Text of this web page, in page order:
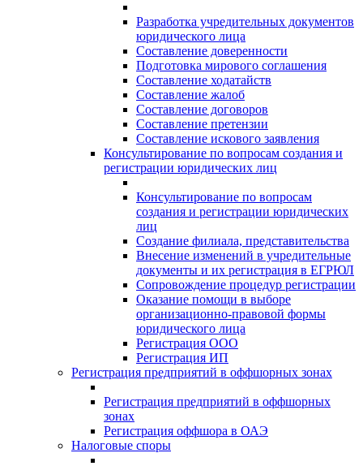
Разработка учредительных документов
юридического лица
Составление доверенности
Подготовка мирового соглашения
Составление ходатайств
Составление жалоб
Составление договоров
Составление претензии
Составление искового заявления
Консультирование по вопросам создания и
регистрации юридических лиц
Консультирование по вопросам
создания и регистрации юридических
лиц
Создание филиала, представительства
Внесение изменений в учредительные
документы и их регистрация в ЕГРЮЛ
Сопровождение процедур регистрации
Оказание помощи в выборе
организационно-правовой формы
юридического лица
Регистрация ООО
Регистрация ИП
Регистрация предприятий в оффшорных зонах
Регистрация предприятий в оффшорных
зонах
Регистрация оффшора в ОАЭ
Налоговые споры